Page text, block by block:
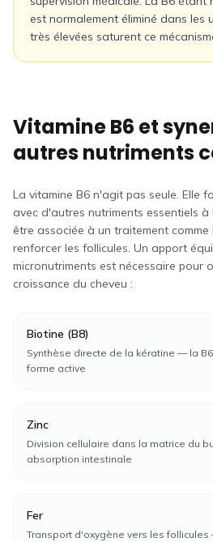
est normalement éliminé dans les
très élevées saturent ce
Vitamine B6 et
autres nutriments
La vitamine B6 n'agit pas seule. Elle
avec d'autres nutriments essentiels
être associée à un traitement comme
renforcer les follicules. Un apport
micronutriments est nécessaire pour
croissance du cheveu :
Biotine (B8)
Synthèse directe de la kératine — la
forme active
Zinc
Division cellulaire dans la matrice du
absorption intestinale
Fer
Transport d'oxygène vers les